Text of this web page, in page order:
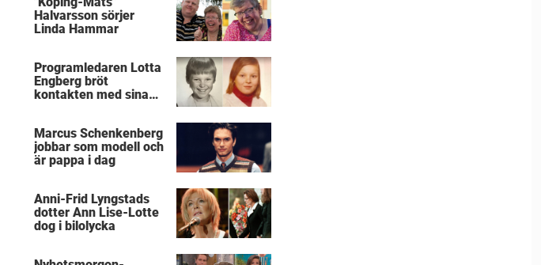
Halvarsson sörjer
Linda Hammar
Programledaren Lotta
Engberg bröt
kontakten med sina
Marcus Schenkenberg
jobbar som modell och
är pappa i dag
Anni-Frid Lyngstads
dotter Ann Lise-Lotte
dog i bilolycka